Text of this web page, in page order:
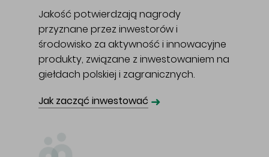
Jakość potwierdzają nagrody
przyznane przez inwestorów i
środowisko za aktywność i innowacyjne
produkty, związane z inwestowaniem na
giełdach polskiej i zagranicznych.
Jak zacząć inwestować ➜